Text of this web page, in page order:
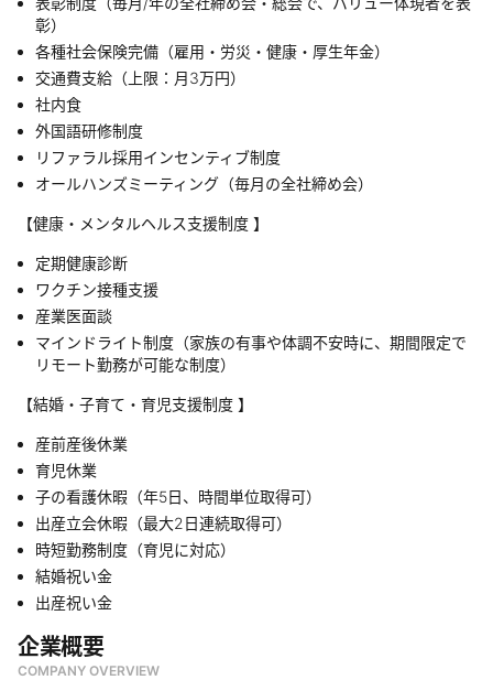
彰）
各種社会保険完備（雇用・労災・健康・厚生年金）
交通費支給（上限：月3万円）
社内食
外国語研修制度
リファラル採用インセンティブ制度
オールハンズミーティング（毎月の全社締め会）
【健康・メンタルヘルス支援制度 】
定期健康診断
ワクチン接種支援
産業医面談
マインドライト制度（家族の有事や体調不安時に、期間限定で
リモート勤務が可能な制度）
【結婚・子育て・育児支援制度 】
産前産後休業
育児休業
子の看護休暇（年5日、時間単位取得可）
出産立会休暇（最大2日連続取得可）
時短勤務制度（育児に対応）
結婚祝い金
出産祝い金
企業概要
COMPANY OVERVIEW